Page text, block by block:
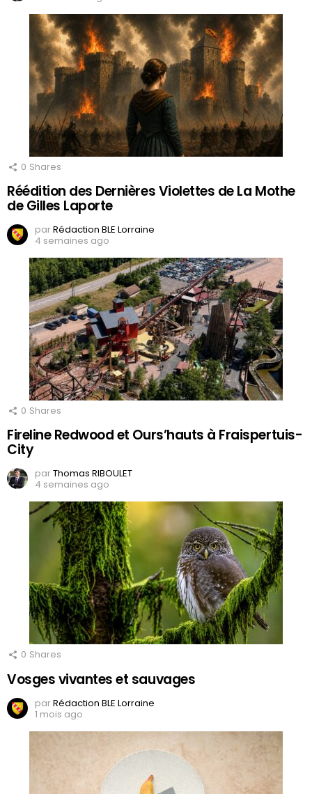
0 Shares
Réédition des Dernières Violettes de La Mothe
de Gilles Laporte
parRédaction BLE Lorraine
4 semaines ago
0 Shares
Fireline Redwood et Ours’hauts à Fraispertuis-
City
parThomas RIBOULET
4 semaines ago
0 Shares
Vosges vivantes et sauvages
parRédaction BLE Lorraine
1 mois ago